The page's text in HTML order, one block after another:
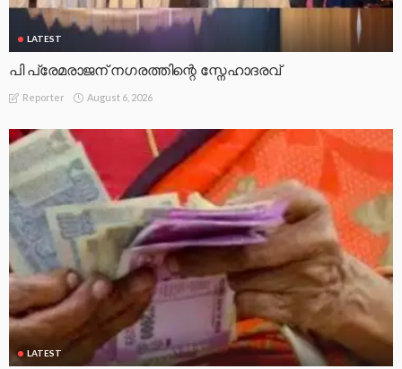
LATEST
പി പ്രേമരാജന് നഗരത്തിന്റെ സ്നേഹാദരവ്
Reporter August 6, 2026
LATEST